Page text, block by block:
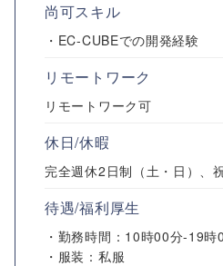
尚可スキル
・EC-CUBEでの開発経験
リモートワーク
リモートワーク可
休日/休暇
完全週休2日制（土・日）、
待遇/福利厚生
・勤務時間：10時00分-19時
・服装：私服